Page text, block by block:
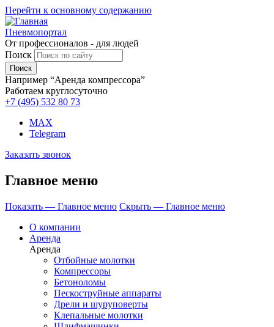
Перейти к основному содержанию
Пневмопортал
От профессионалов - для людей
Поиск
Например “Аренда компрессора”
Работаем круглосуточно
+7 (495) 532 80 73
MAX
Telegram
Заказать звонок
Главное меню
Показать — Главное меню Скрыть — Главное меню
О компании
Аренда
Аренда
Отбойные молотки
Компрессоры
Бетоноломы
Пескоструйные аппараты
Дрели и шуруповерты
Клепальные молотки